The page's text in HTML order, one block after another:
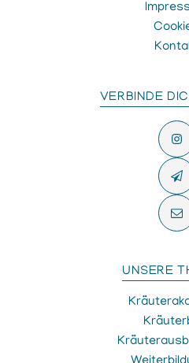
VERBINDE
UNSERE